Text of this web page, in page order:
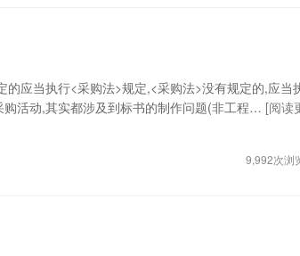
应当执行<采购法>规定,<采购法>没有规定的,应当
活动,其实都涉及到标书的制作问题(非工程… [阅读
9,992次浏